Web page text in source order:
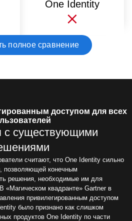
One Identity
полное сравнение
доступом для всех
с существующими
считают, что One Identity сильно
позволяющей конечным
решения, необходимые им для
«Магическом квадранте» Gartner в
привилегированным доступом
было признано как слишком
продуктов One Identity по части